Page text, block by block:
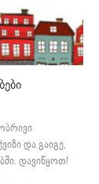
და გაიგე,
დავიწყოთ!